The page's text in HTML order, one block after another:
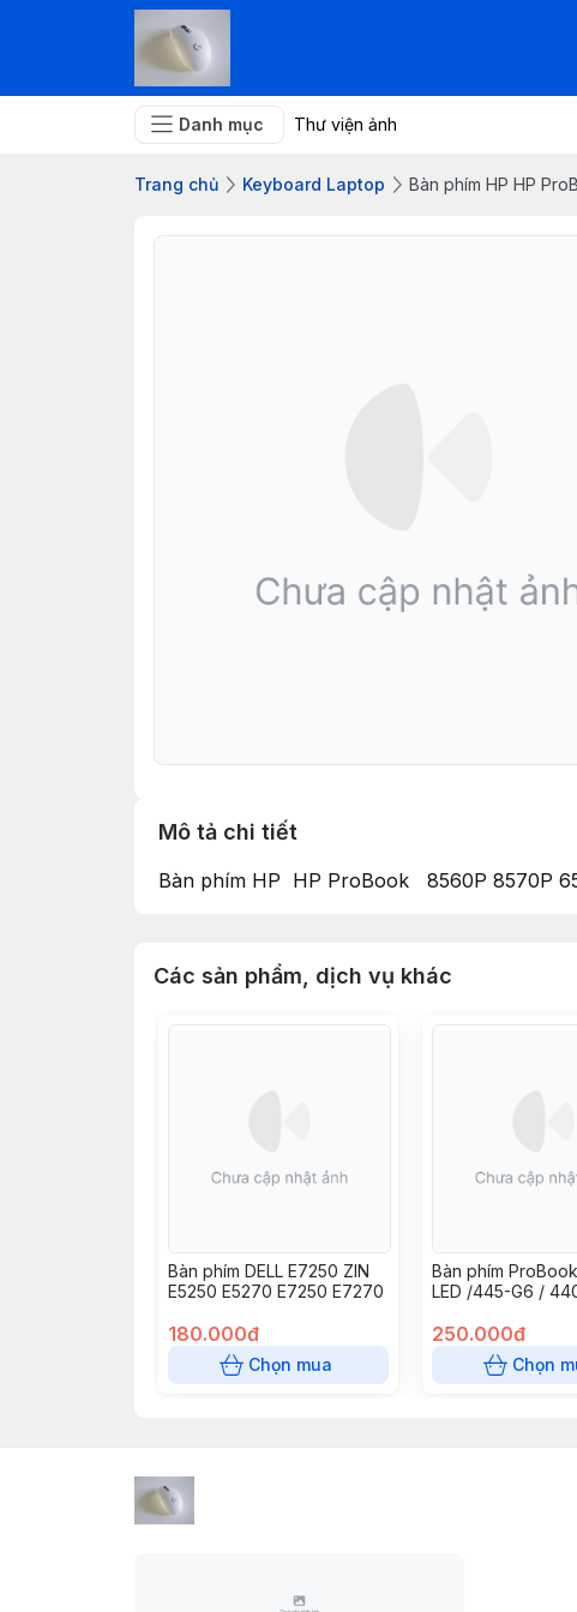
Danh mục Thư viện ảnh
Trang chủ Keyboard Laptop Bàn phím HP HP
Mô tả chi tiết
Bàn phím HP HP ProBook 8560P 8570P
Các sản phẩm, dịch vụ khác
Bàn phím DELL E7250 ZIN
E5250 E5270 E7250 E7270
180.000đ
Chọn mua
Bàn phím
LED /445-G6 /
250.000đ
Chọn